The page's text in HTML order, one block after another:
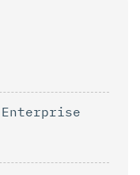
Enterprise